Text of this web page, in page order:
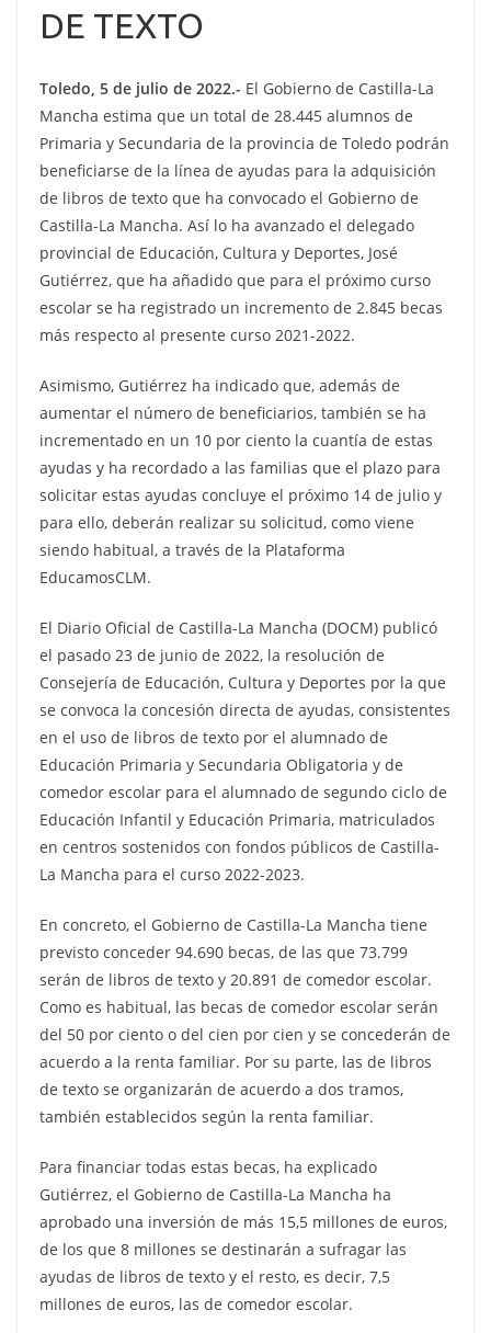
DE TEXTO
Toledo, 5 de julio de 2022.- El Gobierno de Castilla-La
Mancha estima que un total de 28.445 alumnos de
Primaria y Secundaria de la provincia de Toledo podrán
beneficiarse de la línea de ayudas para la adquisición
de libros de texto que ha convocado el Gobierno de
Castilla-La Mancha. Así lo ha avanzado el delegado
provincial de Educación, Cultura y Deportes, José
Gutiérrez, que ha añadido que para el próximo curso
escolar se ha registrado un incremento de 2.845 becas
más respecto al presente curso 2021-2022.
Asimismo, Gutiérrez ha indicado que, además de
aumentar el número de beneficiarios, también se ha
incrementado en un 10 por ciento la cuantía de estas
ayudas y ha recordado a las familias que el plazo para
solicitar estas ayudas concluye el próximo 14 de julio y
para ello, deberán realizar su solicitud, como viene
siendo habitual, a través de la Plataforma
EducamosCLM.
El Diario Oficial de Castilla-La Mancha (DOCM) publicó
el pasado 23 de junio de 2022, la resolución de
Consejería de Educación, Cultura y Deportes por la que
se convoca la concesión directa de ayudas, consistentes
en el uso de libros de texto por el alumnado de
Educación Primaria y Secundaria Obligatoria y de
comedor escolar para el alumnado de segundo ciclo de
Educación Infantil y Educación Primaria, matriculados
en centros sostenidos con fondos públicos de Castilla-
La Mancha para el curso 2022-2023.
En concreto, el Gobierno de Castilla-La Mancha tiene
previsto conceder 94.690 becas, de las que 73.799
serán de libros de texto y 20.891 de comedor escolar.
Como es habitual, las becas de comedor escolar serán
del 50 por ciento o del cien por cien y se concederán de
acuerdo a la renta familiar. Por su parte, las de libros
de texto se organizarán de acuerdo a dos tramos,
también establecidos según la renta familiar.
Para financiar todas estas becas, ha explicado
Gutiérrez, el Gobierno de Castilla-La Mancha ha
aprobado una inversión de más 15,5 millones de euros,
de los que 8 millones se destinarán a sufragar las
ayudas de libros de texto y el resto, es decir, 7,5
millones de euros, las de comedor escolar.